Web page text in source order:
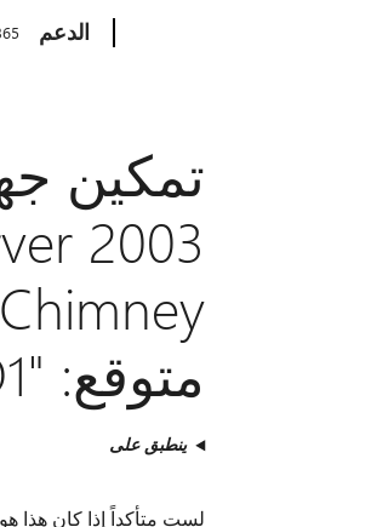
الدعم
متوقع: "Stop 0x000000D1"
ينطبق على
لست متأكداً إذا كان هذا